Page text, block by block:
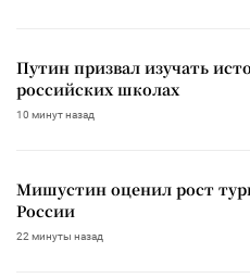
Путин призвал изучать
российских школах
10 минут назад
Мишустин оценил рост
России
22 минуты назад